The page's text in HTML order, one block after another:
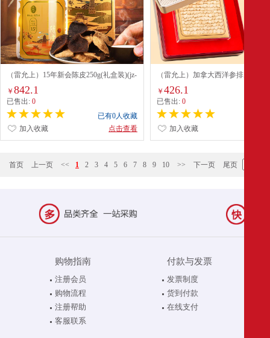
（雷允上）15年新会陈皮250g(礼盒装)(jz-
8101)
￥ 842.1
已售出: 0
已有0人收藏
点击查看
加入收藏
（雷允上）加拿大西洋参排片100g(
装)(jz-8102)
￥426.1
已售出:0
加入收藏
首页 上一页 << 1 2 3 4 5 6 7 8 9 10 >> 下一页 尾页
购物指南
注册会员
购物流程
注册帮助
客服联系
付款与发票
发票制度
货到付款
在线支付